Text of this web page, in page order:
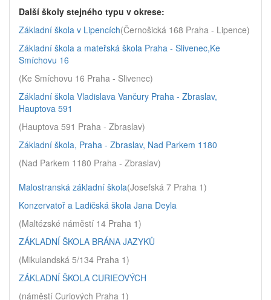
Další školy stejného typu v okrese:
Základní škola v Lipencích(Černošická 168 Praha - Lipence)
Základní škola a mateřská škola Praha - Slivenec,Ke
Smíchovu 16
(Ke Smíchovu 16 Praha - Slivenec)
Základní škola Vladislava Vančury Praha - Zbraslav,
Hauptova 591
(Hauptova 591 Praha - Zbraslav)
Základní škola, Praha - Zbraslav, Nad Parkem 1180
(Nad Parkem 1180 Praha - Zbraslav)
Malostranská základní škola(Josefská 7 Praha 1)
Konzervatoř a Ladičská škola Jana Deyla
(Maltézské náměstí 14 Praha 1)
ZÁKLADNÍ ŠKOLA BRÁNA JAZYKŮ
(Mikulandská 5/134 Praha 1)
ZÁKLADNÍ ŠKOLA CURIEOVÝCH
(náměstí Curiových Praha 1)